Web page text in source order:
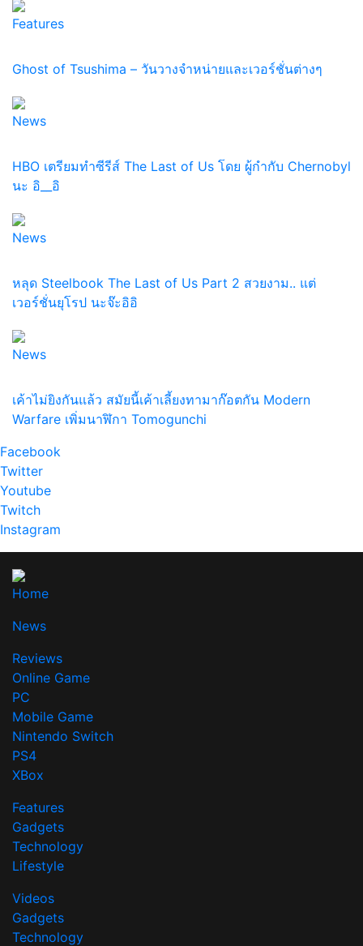
Features
Ghost of Tsushima – วันวางจำหน่ายและเวอร์ชั่นต่างๆ
News
HBO เตรียมทำซีรีส์ The Last of Us โดย ผู้กำกับ Chernobyl
นะ อิ__อิ
News
หลุด Steelbook The Last of Us Part 2 สวยงาม.. แต่
เวอร์ชั่นยุโรป นะจ๊ะอิอิ
News
เค้าไม่ยิงกันแล้ว สมัยนี้เค้าเลี้ยงทามาก๊อตกัน Modern
Warfare เพิ่มนาฬิกา Tomogunchi
Facebook
Twitter
Youtube
Twitch
Instagram
Home
News
Reviews
Online Game
PC
Mobile Game
Nintendo Switch
PS4
XBox
Features
Gadgets
Technology
Lifestyle
Videos
Gadgets
Technology